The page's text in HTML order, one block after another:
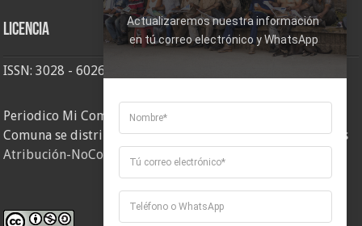
Licencia
ISSN: 3028 - 6026
Periodico Mi Comuna 2, elaborado por Corporación Mi
Comuna se distribuye bajo unaLicencia Creative Commons
Atribución-NoComercial-CompartirIgual 4.0 Internacional
Actualizaremos nuestra información
en tú correo electrónico y WhatsApp